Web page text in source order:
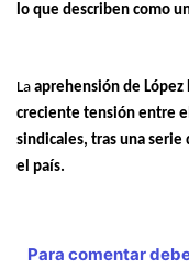
lo que describen como
La aprehensión de López
creciente tensión entre
sindicales, tras una serie
el país.
Para comentar